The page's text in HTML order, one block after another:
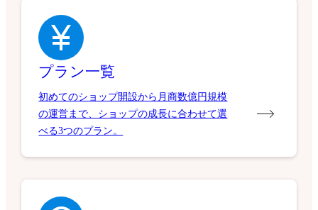
プラン一覧
初めてのショップ開設から月商数億円規模
の運営まで、ショップの成長に合わせて選
べる3つのプラン。